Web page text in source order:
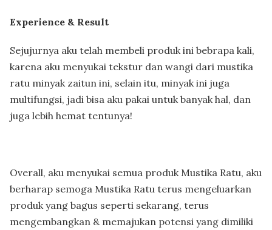
Experience & Result
Sejujurnya aku telah membeli produk ini bebrapa kali,
karena aku menyukai tekstur dan wangi dari mustika
ratu minyak zaitun ini, selain itu, minyak ini juga
multifungsi, jadi bisa aku pakai untuk banyak hal, dan
juga lebih hemat tentunya!
Overall, aku menyukai semua produk Mustika Ratu, aku
berharap semoga Mustika Ratu terus mengeluarkan
produk yang bagus seperti sekarang, terus
mengembangkan & memajukan potensi yang dimiliki